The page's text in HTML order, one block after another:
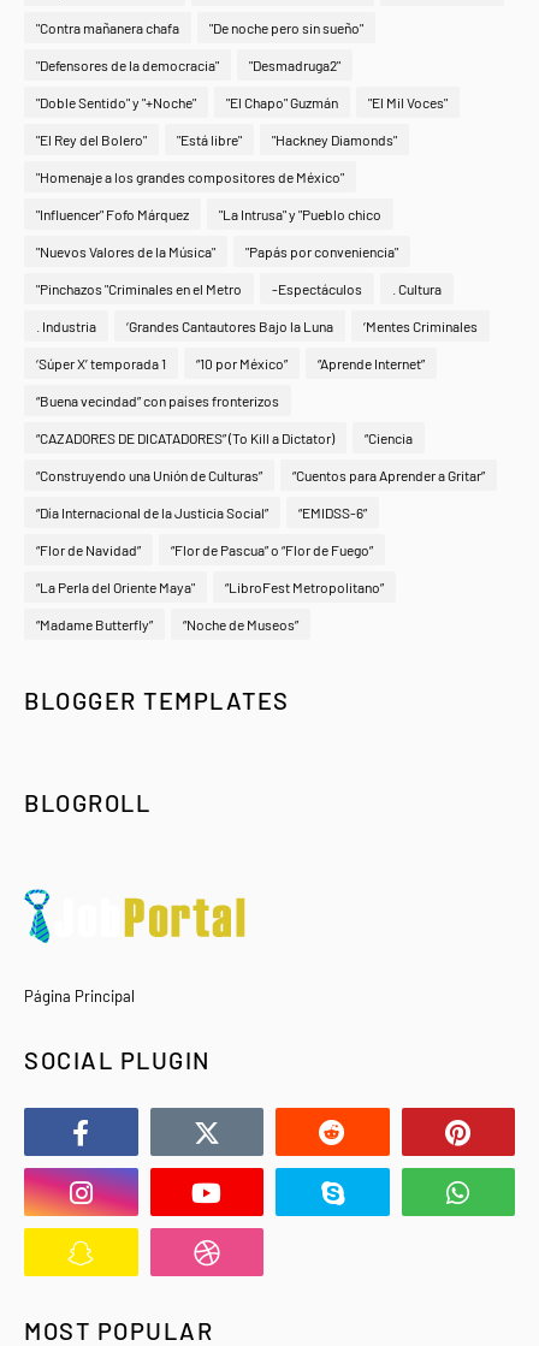
"Contra mañanera chafa "De noche pero sin sueño"
"Defensores de la democracia" "Desmadruga2"
"Doble Sentido" y "+Noche" "El Chapo" Guzmán "El Mil Voces"
"El Rey del Bolero" "Está libre" "Hackney Diamonds"
"Homenaje a los grandes compositores de México"
"Influencer" Fofo Márquez "La Intrusa" y "Pueblo chico
"Nuevos Valores de la Música" "Papás por conveniencia"
"Pinchazos "Criminales en el Metro -Espectáculos . Cultura
. Industria ‘Grandes Cantautores Bajo la Luna ‘Mentes Criminales
‘Súper X’ temporada 1 “10 por México” “Aprende Internet”
“Buena vecindad” con países fronterizos
“CAZADORES DE DICATADORES” (To Kill a Dictator) “Ciencia
“Construyendo una Unión de Culturas” “Cuentos para Aprender a Gritar”
“Día Internacional de la Justicia Social” “EMIDSS-6”
“Flor de Navidad” “Flor de Pascua” o “Flor de Fuego”
“La Perla del Oriente Maya" “LibroFest Metropolitano”
“Madame Butterfly” “Noche de Museos”
BLOGGER TEMPLATES
BLOGROLL
Página Principal
SOCIAL PLUGIN
MOST POPULAR